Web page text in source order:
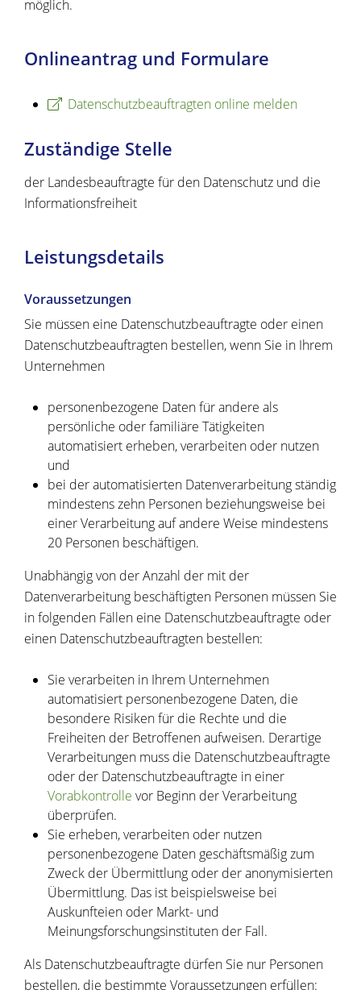
möglich.
Onlineantrag und Formulare
Datenschutzbeauftragten online melden
Zuständige Stelle
der Landesbeauftragte für den Datenschutz und die
Informationsfreiheit
Leistungsdetails
Voraussetzungen
Sie müssen eine Datenschutzbeauftragte oder einen
Datenschutzbeauftragten bestellen, wenn Sie in Ihrem
Unternehmen
personenbezogene Daten für andere als
persönliche oder familiäre Tätigkeiten
automatisiert erheben, verarbeiten oder nutzen
und
bei der automatisierten Datenverarbeitung ständig
mindestens zehn Personen beziehungsweise bei
einer Verarbeitung auf andere Weise mindestens
20 Personen beschäftigen.
Unabhängig von der Anzahl der mit der
Datenverarbeitung beschäftigten Personen müssen Sie
in folgenden Fällen eine Datenschutzbeauftragte oder
einen Datenschutzbeauftragten bestellen:
Sie verarbeiten in Ihrem Unternehmen
automatisiert personenbezogene Daten, die
besondere Risiken für die Rechte und die
Freiheiten der Betroffenen aufweisen. Derartige
Verarbeitungen muss die Datenschutzbeauftragte
oder der Datenschutzbeauftragte in einer
Vorabkontrolle vor Beginn der Verarbeitung
überprüfen.
Sie erheben, verarbeiten oder nutzen
personenbezogene Daten geschäftsmäßig zum
Zweck der Übermittlung oder der anonymisierten
Übermittlung. Das ist beispielsweise bei
Auskunfteien oder Markt- und
Meinungsforschungsinstituten der Fall.
Als Datenschutzbeauftragte dürfen Sie nur Personen
bestellen, die bestimmte Voraussetzungen erfüllen: